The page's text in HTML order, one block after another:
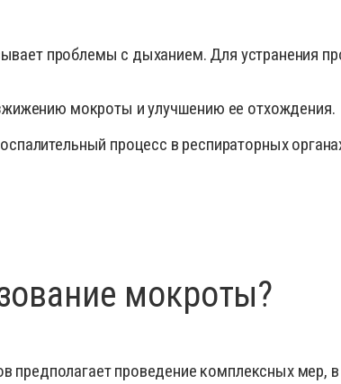
проблемы с дыханием. Для устранения
мокроты и улучшению ее отхождения.
процесс в респираторных
мокроты?
предполагает проведение комплексных мер,